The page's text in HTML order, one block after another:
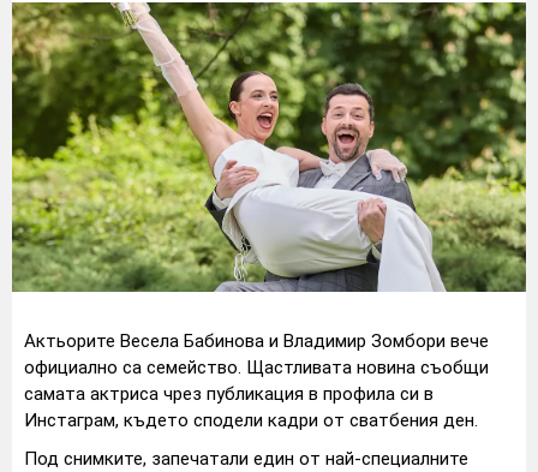
Актьорите Весела Бабинова и Владимир Зомбори вече
официално са семейство. Щастливата новина съобщи
самата актриса чрез публикация в профила си в
Инстаграм, където сподели кадри от сватбения ден.
Под снимките, запечатали един от най-специалните